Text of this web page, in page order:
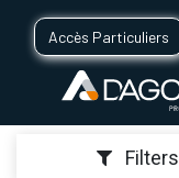
Accès Particuliers
Filters